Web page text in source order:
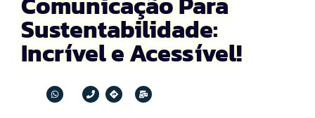
Sustentabilidade:
Incrível e Acessível!